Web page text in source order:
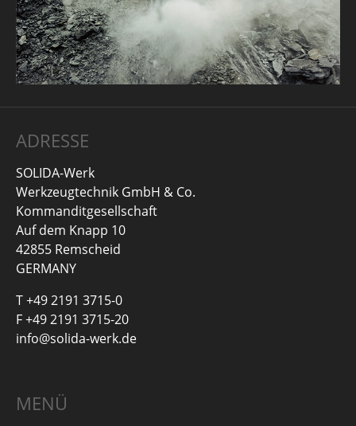
ADRESSE
SOLIDA-Werk
Werkzeugtechnik GmbH & Co.
Kommanditgesellschaft
Auf dem Knapp 10
42855 Remscheid
GERMANY
T +49 2191 3715-0
F +49 2191 3715-20
info@solida-werk.de
MENÜ